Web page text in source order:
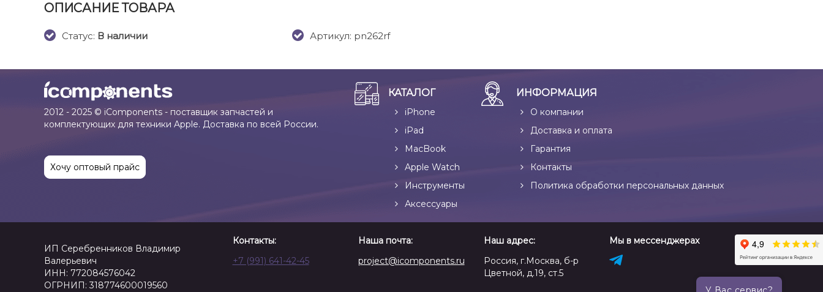
ОПИСАНИЕ ТОВАРА
Cтатус: В наличии Артикул: pn262rf
2012 - 2025 © iComponents - поставщик запчастей и
комплектующих для техники Apple. Доставка по всей России.
Хочу оптовый прайс
КАТАЛОГ
iPhone
iPad
MacBook
Apple Watch
Инструменты
Аксессуары
ИНФОРМАЦИЯ
О компании
Доставка и оплата
Гарантия
Контакты
Политика обработки персональных данных
ИП Серебренников Владимир
Валерьевич
ИНН: 772084576042
ОГРНИП: 318774600019560
Контакты:
+7 (991) 641-42-45
Наша почта:
project@icomponents.ru
Наш адрес:
Россия, г.Москва, б-р
Цветной, д.19, ст.5
Мы в мессенджерах